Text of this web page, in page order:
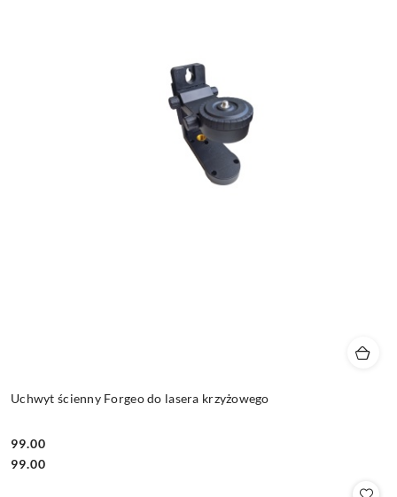
Uchwyt ścienny Forgeo do lasera krzyżowego
Cena:
99.00
Cena:
99.00